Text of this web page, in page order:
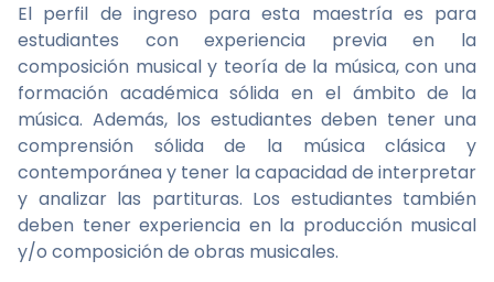
El perfil de ingreso para esta maestría es para
estudiantes con experiencia previa en la
composición musical y teoría de la música, con una
formación académica sólida en el ámbito de la
música. Además, los estudiantes deben tener una
comprensión sólida de la música clásica y
contemporánea y tener la capacidad de interpretar
y analizar las partituras. Los estudiantes también
deben tener experiencia en la producción musical
y/o composición de obras musicales.